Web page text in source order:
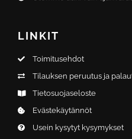
LINKIT
Toimitusehdot
Tilauksen peruutus ja
Tietosuojaseloste
Evästekäytännöt
Usein kysytyt kysymykset